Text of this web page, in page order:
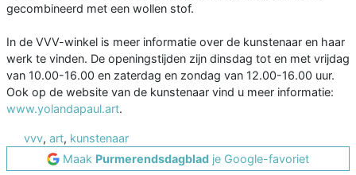
gecombineerd met een wollen stof.
In de VVV-winkel is meer informatie over de kunstenaar en haar
werk te vinden. De openingstijden zijn dinsdag tot en met vrijdag
van 10.00-16.00 en zaterdag en zondag van 12.00-16.00 uur.
Ook op de website van de kunstenaar vind u meer informatie:
www.yolandapaul.art.
vvv, art, kunstenaar
Maak Purmerendsdagblad je Google-favoriet